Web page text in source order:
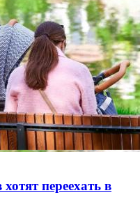
переехать в